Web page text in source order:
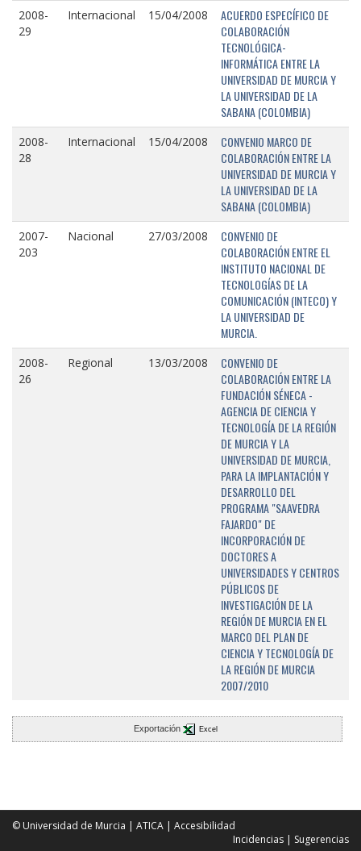
2008-
29
Internacional 15/04/2008
ACUERDO ESPECÍFICO DE
COLABORACIÓN
TECNOLÓGICA-
INFORMÁTICA ENTRE LA
UNIVERSIDAD DE MURCIA Y
LA UNIVERSIDAD DE LA
SABANA (COLOMBIA)
2008-
28
Internacional 15/04/2008
CONVENIO MARCO DE
COLABORACIÓN ENTRE LA
UNIVERSIDAD DE MURCIA Y
LA UNIVERSIDAD DE LA
SABANA (COLOMBIA)
2007-
203
Nacional 27/03/2008
CONVENIO DE
COLABORACIÓN ENTRE EL
INSTITUTO NACIONAL DE
TECNOLOGÍAS DE LA
COMUNICACIÓN (INTECO) Y
LA UNIVERSIDAD DE
MURCIA.
2008-
26
Regional 13/03/2008
CONVENIO DE
COLABORACIÓN ENTRE LA
FUNDACIÓN SÉNECA -
AGENCIA DE CIENCIA Y
TECNOLOGÍA DE LA REGIÓN
DE MURCIA Y LA
UNIVERSIDAD DE MURCIA,
PARA LA IMPLANTACIÓN Y
DESARROLLO DEL
PROGRAMA "SAAVEDRA
FAJARDO" DE
INCORPORACIÓN DE
DOCTORES A
UNIVERSIDADES Y CENTROS
PÚBLICOS DE
INVESTIGACIÓN DE LA
REGIÓN DE MURCIA EN EL
MARCO DEL PLAN DE
CIENCIA Y TECNOLOGÍA DE
LA REGIÓN DE MURCIA
2007/2010
Exportación Excel
© Universidad de Murcia | ATICA | Accesibilidad
Incidencias | Sugerencias